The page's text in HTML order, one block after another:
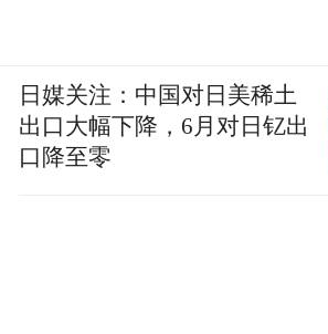
日媒关注：中国对日美稀土
出口大幅下降，6月对日钇出
口降至零